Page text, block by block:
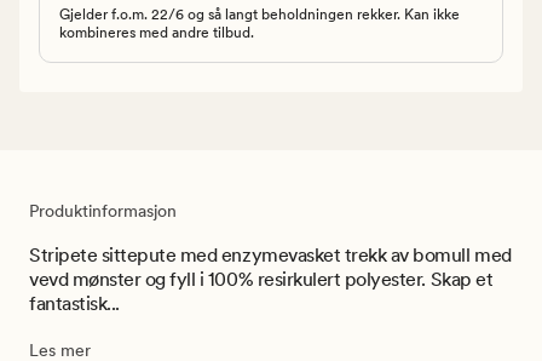
Gjelder f.o.m. 22/6 og så langt beholdningen rekker. Kan ikke
kombineres med andre tilbud.
Produktinformasjon
Stripete sittepute med enzymevasket trekk av bomull med
vevd mønster og fyll i 100% resirkulert polyester. Skap et
fantastisk...
Les mer